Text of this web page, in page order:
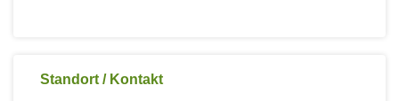
Standort / Kontakt